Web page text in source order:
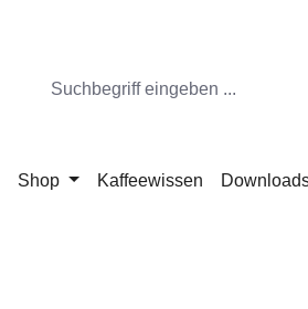
Shop Kaffeewissen